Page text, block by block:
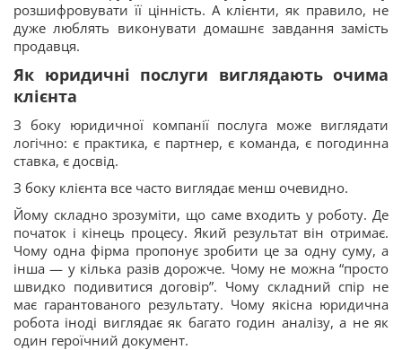
розшифровувати її цінність. А клієнти, як правило, не
дуже люблять виконувати домашнє завдання замість
продавця.
Як юридичні послуги виглядають очима
клієнта
З боку юридичної компанії послуга може виглядати
логічно: є практика, є партнер, є команда, є погодинна
ставка, є досвід.
З боку клієнта все часто виглядає менш очевидно.
Йому складно зрозуміти, що саме входить у роботу. Де
початок і кінець процесу. Який результат він отримає.
Чому одна фірма пропонує зробити це за одну суму, а
інша — у кілька разів дорожче. Чому не можна “просто
швидко подивитися договір”. Чому складний спір не
має гарантованого результату. Чому якісна юридична
робота іноді виглядає як багато годин аналізу, а не як
один героїчний документ.